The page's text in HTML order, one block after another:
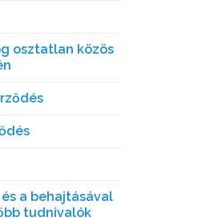
osztatlan közös
a behajtásával
tudnivalók